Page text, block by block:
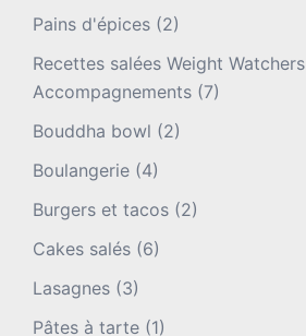
Pains d'épices (2)
Recettes salées Weight Watchers
Accompagnements (7)
Bouddha bowl (2)
Boulangerie (4)
Burgers et tacos (2)
Cakes salés (6)
Lasagnes (3)
Pâtes à tarte (1)